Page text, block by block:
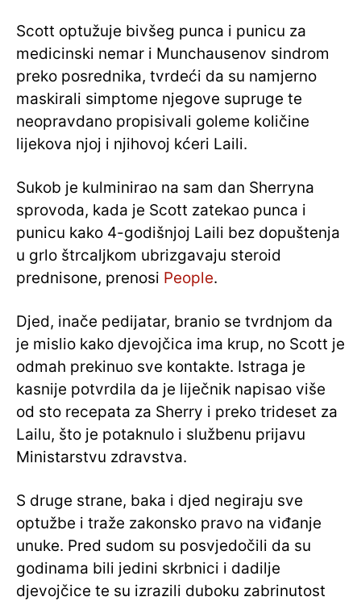
Scott optužuje bivšeg punca i punicu za
medicinski nemar i Munchausenov sindrom
preko posrednika, tvrdeći da su namjerno
maskirali simptome njegove supruge te
neopravdano propisivali goleme količine
lijekova njoj i njihovoj kćeri Laili.
Sukob je kulminirao na sam dan Sherryna
sprovoda, kada je Scott zatekao punca i
punicu kako 4-godišnjoj Laili bez dopuštenja
u grlo štrcaljkom ubrizgavaju steroid
prednisone, prenosi People.
Djed, inače pedijatar, branio se tvrdnjom da
je mislio kako djevojčica ima krup, no Scott je
odmah prekinuo sve kontakte. Istraga je
kasnije potvrdila da je liječnik napisao više
od sto recepata za Sherry i preko trideset za
Lailu, što je potaknulo i službenu prijavu
Ministarstvu zdravstva.
S druge strane, baka i djed negiraju sve
optužbe i traže zakonsko pravo na viđanje
unuke. Pred sudom su posvjedočili da su
godinama bili jedini skrbnici i dadilje
djevojčice te su izrazili duboku zabrinutost